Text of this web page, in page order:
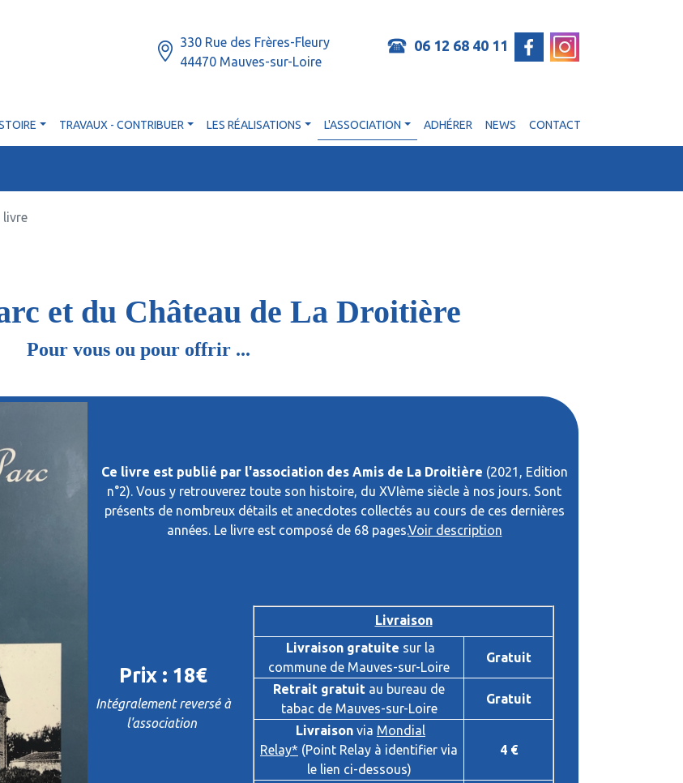
330 Rue des Frères-Fleury
44470 Mauves-sur-Loire
06 12 68 40 11
TRAVAUX - CONTRIBUER LES RÉALISATIONS L'ASSOCIATION ADHÉRER NEWS CONTACT
livre
et du Château de La Droitière
Pour vous ou pour offrir ...
Ce livre est publié par l'association des Amis de La Droitière (2021, Edition
n°2). Vous y retrouverez toute son histoire, du XVIème siècle à nos jours. Sont
présents de nombreux détails et anecdotes collectés au cours de ces dernières
années. Le livre est composé de 68 pages.Voir description
Prix : 18€
Intégralement reversé à
l'association
Livraison
Livraison gratuite sur la
commune de Mauves-sur-Loire
Gratuit
Retrait gratuit au bureau de
tabac de Mauves-sur-Loire
Gratuit
Livraison via Mondial
Relay* (Point Relay à identifier via
le lien ci-dessous)
4 €